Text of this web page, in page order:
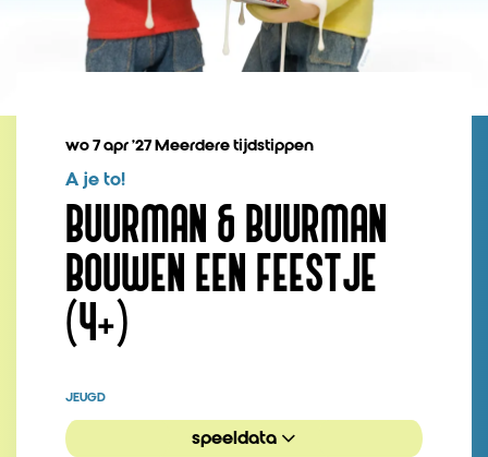
BUURMAN & BUURMAN
BOUWEN EEN FEESTJE
(4+)
A je to!
wo 7 apr ’27Meerdere tijdstippen
JEUGD
speeldata